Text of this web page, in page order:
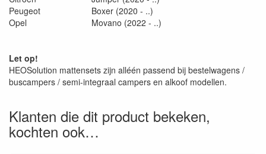
Peugeot
Boxer (2020 - ..)
Opel
Movano (2022 - ..)
Let op!
HEOSolution mattensets zijn alléén passend bij bestelwagens /
buscampers / semi-integraal campers en alkoof modellen.
Klanten die dit product bekeken,
kochten ook…